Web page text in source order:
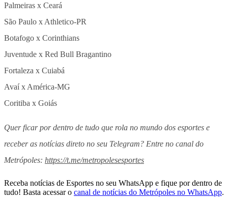
Palmeiras x Ceará
São Paulo x Athletico-PR
Botafogo x Corinthians
Juventude x Red Bull Bragantino
Fortaleza x Cuiabá
Avaí x América-MG
Coritiba x Goiás
Quer ficar por dentro de tudo que rola no mundo dos esportes e
receber as notícias direto no seu Telegram? Entre no canal do
Metrópoles: https://t.me/metropolesesportes
Receba notícias de Esportes no seu WhatsApp e fique por dentro de
tudo! Basta acessar o canal de notícias do Metrópoles no WhatsApp.